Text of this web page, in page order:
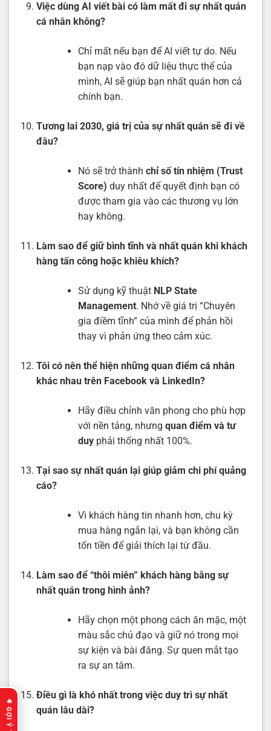
Việc dùng AI viết bài có làm mất đi sự nhất quán
cá nhân không?
Chỉ mất nếu bạn để AI viết tự do. Nếu
bạn nạp vào đó dữ liệu thực thể của
mình, AI sẽ giúp bạn nhất quán hơn cả
chính bạn.
Tương lai 2030, giá trị của sự nhất quán sẽ đi về
đâu?
Nó sẽ trở thành chỉ số tín nhiệm (Trust
Score) duy nhất để quyết định bạn có
được tham gia vào các thương vụ lớn
hay không.
Làm sao để giữ bình tĩnh và nhất quán khi khách
hàng tấn công hoặc khiêu khích?
Sử dụng kỹ thuật NLP State
Management. Nhớ về giá trị “Chuyên
gia điềm tĩnh” của mình để phản hồi
thay vì phản ứng theo cảm xúc.
Tôi có nên thể hiện những quan điểm cá nhân
khác nhau trên Facebook và LinkedIn?
Hãy điều chỉnh văn phong cho phù hợp
với nền tảng, nhưng quan điểm và tư
duyphải thống nhất 100%.
Tại sao sự nhất quán lại giúp giảm chi phí quảng
cáo?
Vì khách hàng tin nhanh hơn, chu kỳ
mua hàng ngắn lại, và bạn không cần
tốn tiền để giải thích lại từ đầu.
Làm sao để “thôi miên” khách hàng bằng sự
nhất quán trong hình ảnh?
Hãy chọn một phong cách ăn mặc, một
màu sắc chủ đạo và giữ nó trong mọi
sự kiện và bài đăng. Sự quen mắt tạo
ra sự an tâm.
Điều gì là khó nhất trong việc duy trì sự nhất
quán lâu dài?